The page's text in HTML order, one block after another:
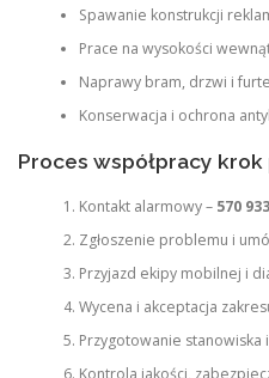
Spawanie konstrukcji
Prace na wysokości
Naprawy bram, drzwi i
Konserwacja i ochrona
Proces współpracy
Kontakt alarmowy – 570
Zgłoszenie problemu i
Przyjazd ekipy mobilnej i
Wycena i akceptacja
Przygotowanie stanowiska